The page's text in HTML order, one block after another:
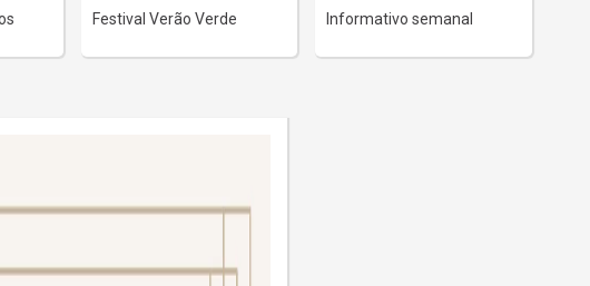
Festival Verão Verde
Informativo semanal